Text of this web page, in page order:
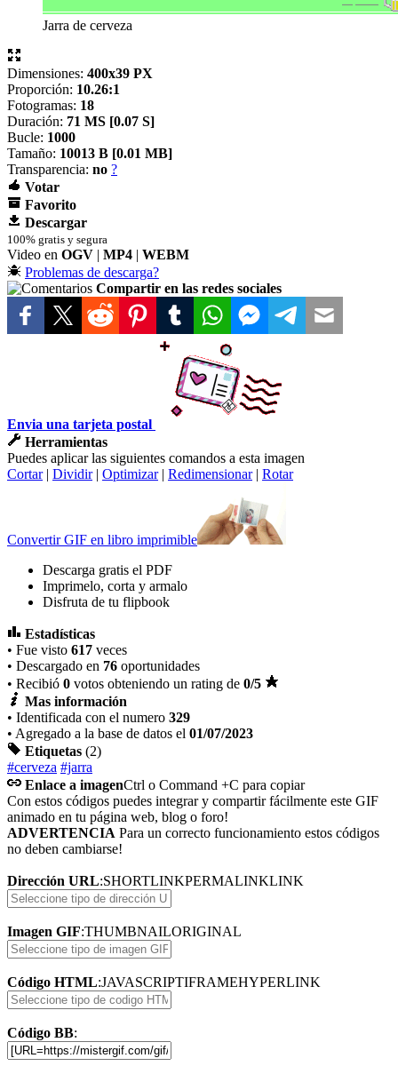
Jarra de cerveza
Dimensiones: 400x39 PX
Proporción: 10.26:1
Fotogramas: 18
Duración: 71 MS [0.07 S]
Bucle: 1000
Tamaño: 10013 B [0.01 MB]
Transparencia: no ?
Votar
Favorito
Descargar
100% gratis y segura
Video en OGV | MP4 | WEBM
Problemas de descarga?
Compartir en las redes sociales
Envia una tarjeta postal
Herramientas
Puedes aplicar las siguientes comandos a esta imagen
Cortar| Dividir| Optimizar| Redimensionar| Rotar
Convertir GIF en libro imprimible
Descarga gratis el PDF
Imprimelo, corta y armalo
Disfruta de tu flipbook
Estadísticas
• Fue visto 617 veces
• Descargado en 76 oportunidades
• Recibió 0 votos obteniendo un rating de 0/5
Mas información
• Identificada con el numero 329
• Agregado a la base de datos el 01/07/2023
Etiquetas (2)
#cerveza #jarra
Enlace a imagenCtrl o Command +C para copiar
Con estos códigos puedes integrar y compartir fácilmente este GIF
animado en tu página web, blog o foro!
ADVERTENCIA Para un correcto funcionamiento estos códigos
no deben cambiarse!
Dirección URL:SHORTLINKPERMALINKLINK
Imagen GIF:THUMBNAILORIGINAL
Código HTML:JAVASCRIPTIFRAMEHYPERLINK
Código BB: